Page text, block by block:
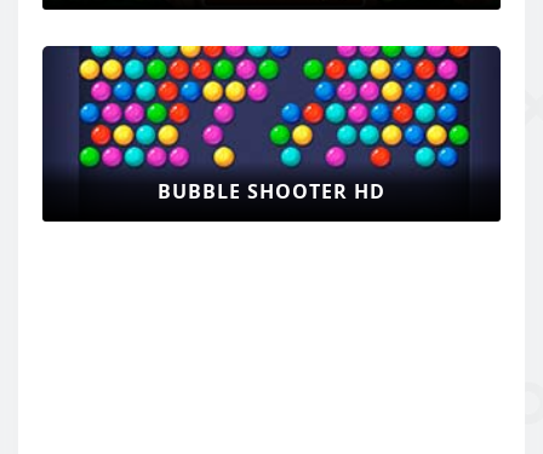
BUBBLE SHOOTER HD